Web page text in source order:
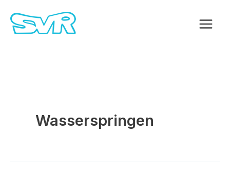
Inhalt
Wasserspringen